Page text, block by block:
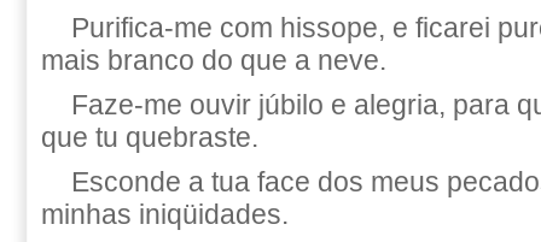
Purifica-me com hissope, e ficarei
mais branco do que a neve.
Faze-me ouvir júbilo e alegria, para
que tu quebraste.
Esconde a tua face dos meus
minhas iniqüidades.